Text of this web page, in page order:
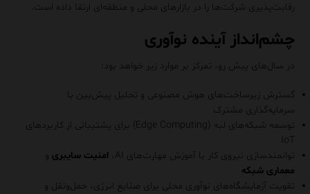
رقابت‌پذیری شرکت‌ها را در بازارهای محلی و منطقه‌ای ارتقا داده است.
چشم‌انداز آینده نوآوری
در سال‌های پیش رو، تمرکز بر موارد زیر خواهد بود:
گسترش زیرساخت‌های هوش مصنوعی و تحلیل پیش‌بین با
سرمایه‌گذاری مشترک
توسعه شبکه‌های لبه (Edge Computing) برای پشتیبانی از کاربردهای
IoT
توانمندسازی نیروی کار با آموزش مهارت‌های AI،
امنیت سایبری و
معماری شبکه
تقویت آزمایشگاه‌های نوآوری محلی برای صنایع انرژی، حمل‌ونقل و